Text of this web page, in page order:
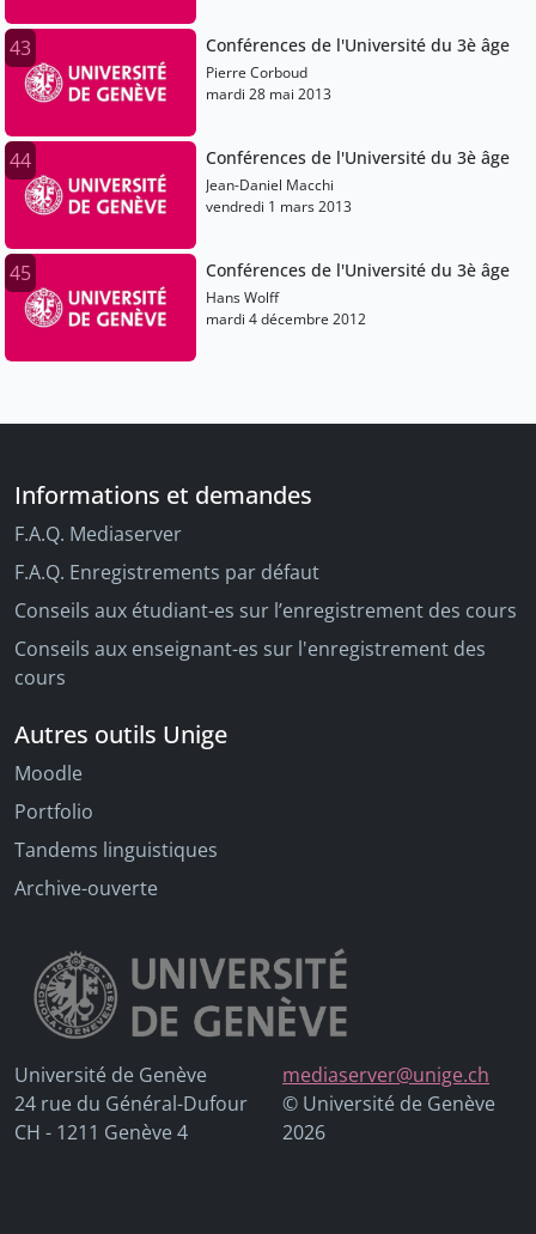
43 Conférences de l'Université du 3è âge
Pierre Corboud
mardi 28 mai 2013
44 Conférences de l'Université du 3è âge
Jean-Daniel Macchi
vendredi 1 mars 2013
45 Conférences de l'Université du 3è âge
Hans Wolff
mardi 4 décembre 2012
Informations et demandes
F.A.Q. Mediaserver
F.A.Q. Enregistrements par défaut
Conseils aux étudiant-es sur l’enregistrement des cours
Conseils aux enseignant-es sur l'enregistrement des
cours
Autres outils Unige
Moodle
Portfolio
Tandems linguistiques
Archive-ouverte
Université de Genève
24 rue du Général-Dufour
CH - 1211 Genève 4
mediaserver@unige.ch
© Université de Genève
2026